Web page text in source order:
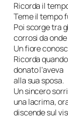
Ricorda il
Teme il tempo
Poi scorge tra
corrosi da
Un fiore
Ricorda
donato l’aveva
alla sua sposa.
Un sincero
una lacrima,
discende sul